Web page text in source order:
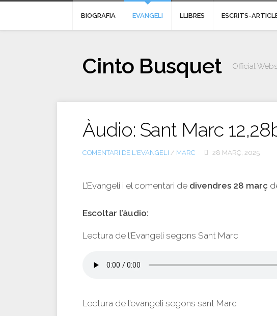
BIOGRAFIA EVANGELI LLIBRES ESCRITS-
Cinto Busquet Official
Àudio: Sant Marc
COMENTARI DE L'EVANGELI / MARC 28 MARÇ, 2025
L’Evangeli i el comentari de divendres 28 març
Escoltar l’àudio:
Lectura de l’Evangeli segons Sant Marc
Lectura de l’evangeli segons sant Marc